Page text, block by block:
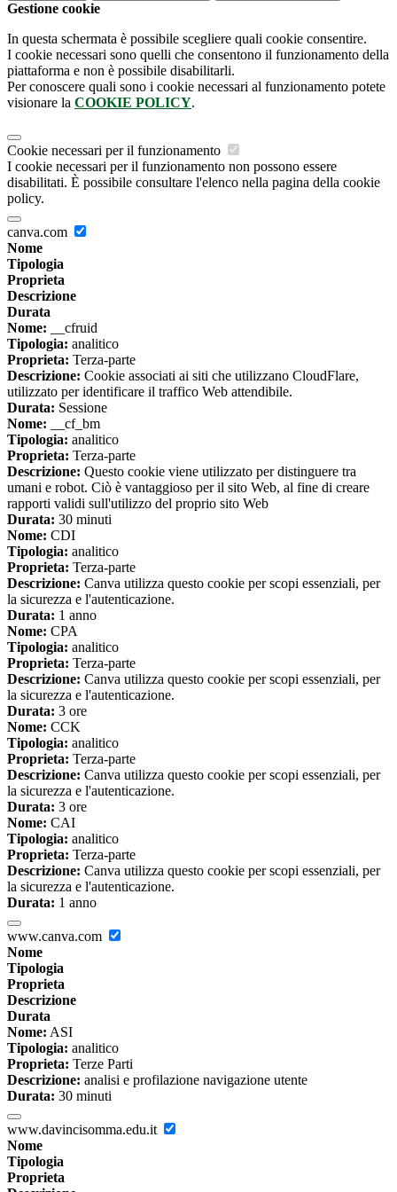
Gestione cookie
In questa schermata è possibile scegliere quali cookie consentire.
I cookie necessari sono quelli che consentono il funzionamento della
piattaforma e non è possibile disabilitarli.
Per conoscere quali sono i cookie necessari al funzionamento potete
visionare la COOKIE POLICY.
Cookie necessari per il funzionamento
I cookie necessari per il funzionamento non possono essere
disabilitati. È possibile consultare l'elenco nella pagina della cookie
policy.
canva.com
Nome
Tipologia
Proprieta
Descrizione
Durata
Nome: __cfruid
Tipologia: analitico
Proprieta: Terza-parte
Descrizione: Cookie associati ai siti che utilizzano CloudFlare,
utilizzato per identificare il traffico Web attendibile.
Durata: Sessione
Nome: __cf_bm
Tipologia: analitico
Proprieta: Terza-parte
Descrizione: Questo cookie viene utilizzato per distinguere tra
umani e robot. Ciò è vantaggioso per il sito Web, al fine di creare
rapporti validi sull'utilizzo del proprio sito Web
Durata: 30 minuti
Nome: CDI
Tipologia: analitico
Proprieta: Terza-parte
Descrizione: Canva utilizza questo cookie per scopi essenziali, per
la sicurezza e l'autenticazione.
Durata: 1 anno
Nome: CPA
Tipologia: analitico
Proprieta: Terza-parte
Descrizione: Canva utilizza questo cookie per scopi essenziali, per
la sicurezza e l'autenticazione.
Durata: 3 ore
Nome: CCK
Tipologia: analitico
Proprieta: Terza-parte
Descrizione: Canva utilizza questo cookie per scopi essenziali, per
la sicurezza e l'autenticazione.
Durata: 3 ore
Nome: CAI
Tipologia: analitico
Proprieta: Terza-parte
Descrizione: Canva utilizza questo cookie per scopi essenziali, per
la sicurezza e l'autenticazione.
Durata: 1 anno
www.canva.com
Nome
Tipologia
Proprieta
Descrizione
Durata
Nome: ASI
Tipologia: analitico
Proprieta: Terze Parti
Descrizione: analisi e profilazione navigazione utente
Durata: 30 minuti
www.davincisomma.edu.it
Nome
Tipologia
Proprieta